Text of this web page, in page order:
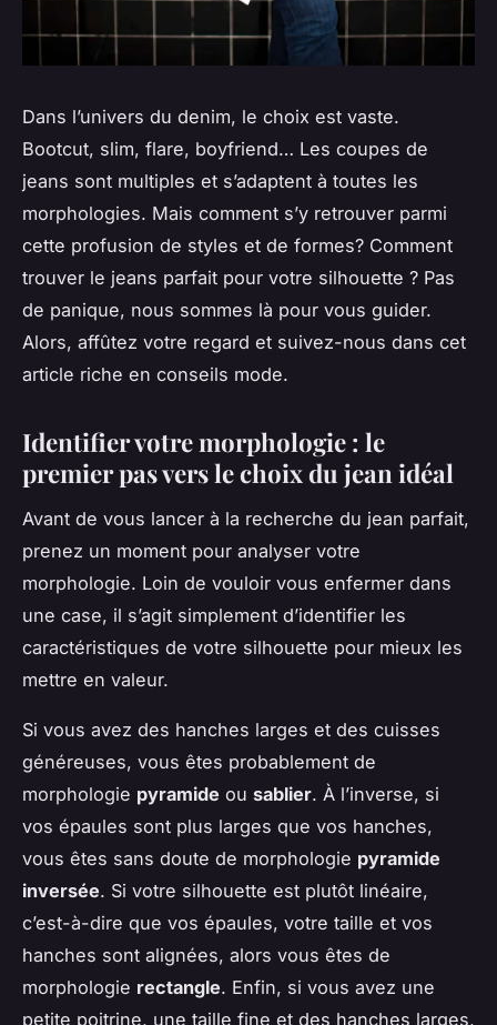
Dans l’univers du denim, le choix est vaste.
Bootcut, slim, flare, boyfriend… Les coupes de
jeans sont multiples et s’adaptent à toutes les
morphologies. Mais comment s’y retrouver parmi
cette profusion de styles et de formes? Comment
trouver le jeans parfait pour votre silhouette ? Pas
de panique, nous sommes là pour vous guider.
Alors, affûtez votre regard et suivez-nous dans cet
article riche en conseils mode.
Identifier votre morphologie : le
premier pas vers le choix du jean idéal
Avant de vous lancer à la recherche du jean parfait,
prenez un moment pour analyser votre
morphologie. Loin de vouloir vous enfermer dans
une case, il s’agit simplement d’identifier les
caractéristiques de votre silhouette pour mieux les
mettre en valeur.
Si vous avez des hanches larges et des cuisses
généreuses, vous êtes probablement de
morphologie pyramide ou sablier. À l’inverse, si
vos épaules sont plus larges que vos hanches,
vous êtes sans doute de morphologie pyramide
inversée. Si votre silhouette est plutôt linéaire,
c’est-à-dire que vos épaules, votre taille et vos
hanches sont alignées, alors vous êtes de
morphologie rectangle. Enfin, si vous avez une
petite poitrine, une taille fine et des hanches larges,